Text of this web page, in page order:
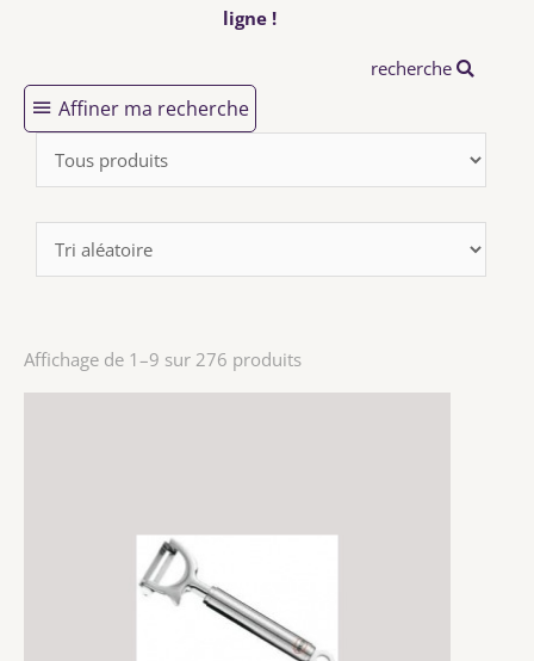
ligne !
recherche
Affiner ma recherche
Affichage de 1–9 sur 276 produits